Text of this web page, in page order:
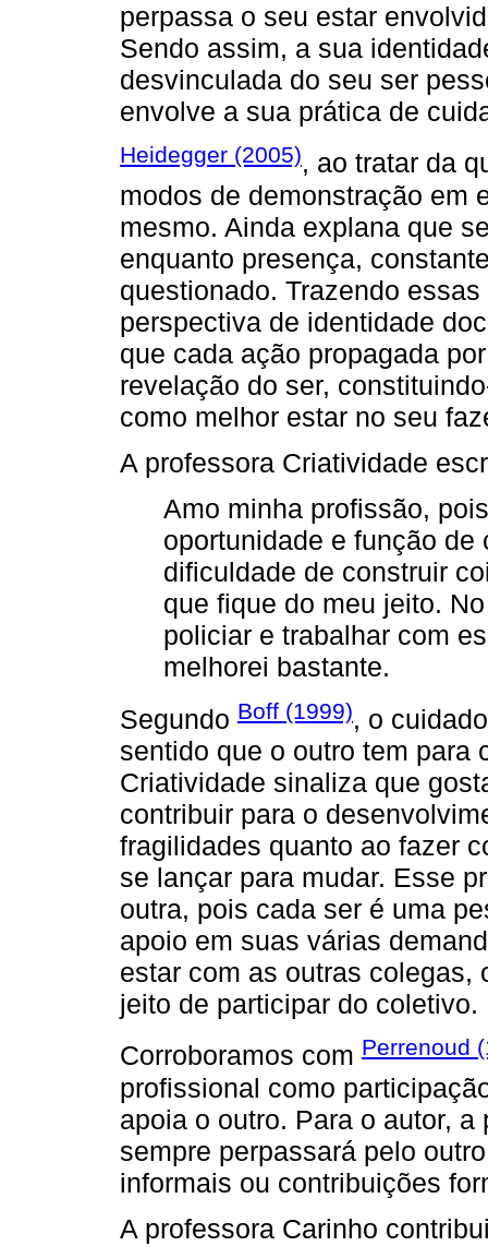
perpassa o seu estar
Sendo assim, a sua
desvinculada do seu ser
envolve a sua prática de
Heidegger (2005), ao tratar da
modos de demonstração em
mesmo. Ainda explana que
enquanto presença,
questionado. Trazendo
perspectiva de identidade
que cada ação propagada
revelação do ser,
como melhor estar no seu
A professora Criatividade
Amo minha profissão,
oportunidade e função de
dificuldade de construir
que fique do meu jeito.
policiar e trabalhar com
melhorei bastante.
Segundo Boff (1999), o
sentido que o outro tem para
Criatividade sinaliza que
contribuir para o
fragilidades quanto ao fazer
se lançar para mudar. Esse
outra, pois cada ser é uma
apoio em suas várias
estar com as outras colegas,
jeito de participar do coletivo.
Corroboramos com Perrenoud
profissional como
apoia o outro. Para o autor,
sempre perpassará pelo
informais ou contribuições
A professora Carinho